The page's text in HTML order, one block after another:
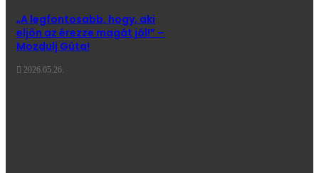
„A legfontosabb, hogy, aki
eljön az érezze magát jól!” –
Mozdulj Gúta!
2026.05.26.